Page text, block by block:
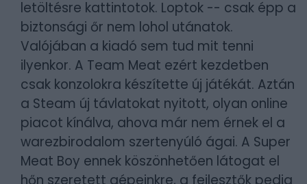
letöltésre kattintotok. Loptok -- csak épp a
biztonsági őr nem lohol utánatok.
Valójában a kiadó sem tud mit tenni
ilyenkor. A Team Meat ezért kezdetben
csak konzolokra készítette új játékát. Aztán
a Steam új távlatokat nyitott, olyan online
piacot kínálva, ahova már nem érnek el a
warezbirodalom szertenyúló ágai. A Super
Meat Boy ennek köszönhetően látogat el